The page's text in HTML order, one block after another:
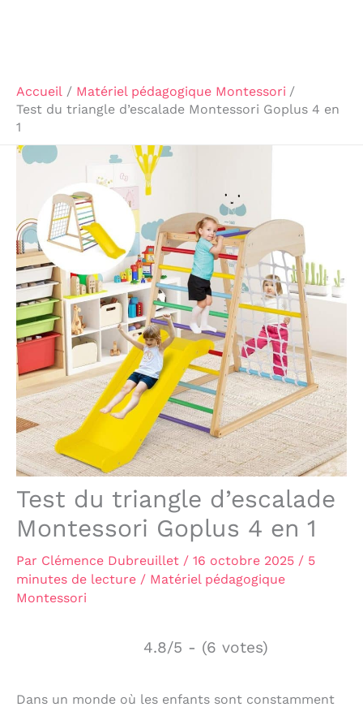
Accueil
Matériel pédagogique Montessori
Test du triangle d’escalade Montessori Goplus 4 en
1
Test du triangle d’escalade
Montessori Goplus 4 en 1
Par Clémence Dubreuillet / 16 octobre 2025 / 5
minutes de lecture / Matériel pédagogique
Montessori
4.8/5 - (6 votes)
Dans un monde où les enfants sont constamment